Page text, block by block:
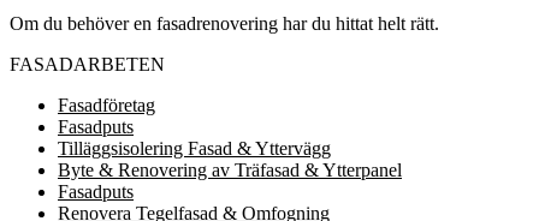
Om du behöver en fasadrenovering har du hittat helt rätt.
FASADARBETEN
Fasadföretag
Fasadputs
Tilläggsisolering Fasad & Yttervägg
Byte & Renovering av Träfasad & Ytterpanel
Fasadputs
Renovera Tegelfasad & Omfogning